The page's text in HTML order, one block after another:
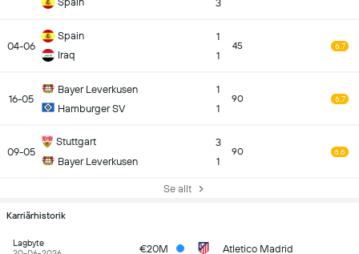
3
04-06
Spain
Iraq
1
1
45 6.7
16-05
Bayer Leverkusen
Hamburger SV
1
1
90 6.7
09-05
Stuttgart
Bayer Leverkusen
3
1
90 6.6
Se allt
Karriärhistorik
Lagbyte
€20M Atletico Madrid